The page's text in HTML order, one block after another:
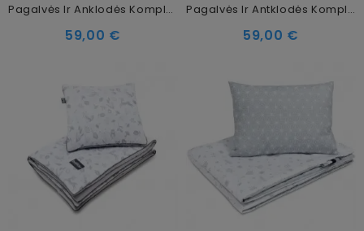
Pagalvės Ir Anklodės Komplektas Nunki Star, 75 X 100 Cm
59,00 €
Pagalvės Ir Antklodės Komplektas Polaris, 75 X 100 Cm
59,00 €